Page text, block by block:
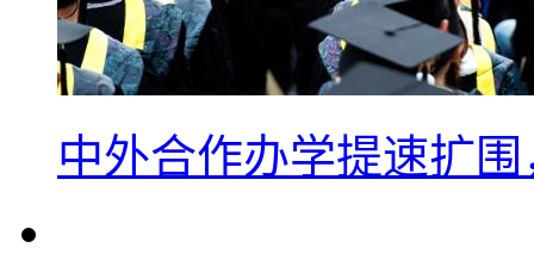
中外合作办学提速扩